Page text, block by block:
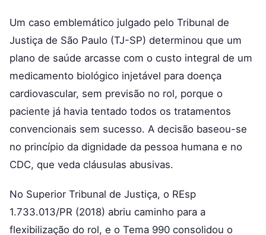
Um caso emblemático julgado pelo Tribunal de
Justiça de São Paulo (TJ-SP) determinou que um
plano de saúde arcasse com o custo integral de um
medicamento biológico injetável para doença
cardiovascular, sem previsão no rol, porque o
paciente já havia tentado todos os tratamentos
convencionais sem sucesso. A decisão baseou-se
no princípio da dignidade da pessoa humana e no
CDC, que veda cláusulas abusivas.
No Superior Tribunal de Justiça, o REsp
1.733.013/PR (2018) abriu caminho para a
flexibilização do rol, e o Tema 990 consolidou o